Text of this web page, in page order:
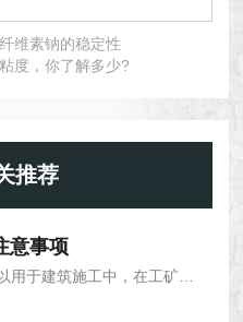
维素钠的稳定性
度，你了解多少?
推荐
意事项
羧甲基纤维素钠不仅可以用于建筑施工中，在工矿行...